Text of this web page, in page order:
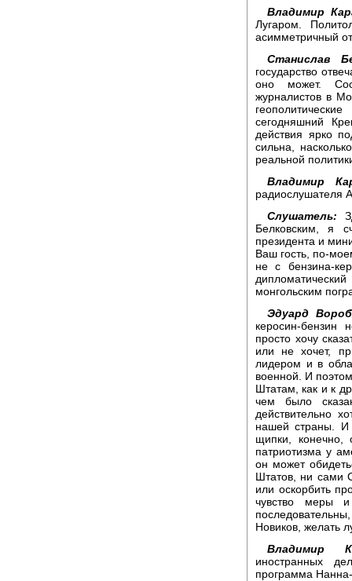
Владимир
Лугаром.
асимметричный
Станислав
государство
оно может.
журналистов в
сегодняшний
действия ярко
сильна,
реальной
Владимир
радиослушателя
Слушатель:
Белковским, я
президента и
Ваш гость, по-
не с бензина-
монгольским
Эдуард
керосин-бензин
просто хочу
или не хочет,
лидером и в
военной. И
Штатам, как и к
чем было
действительно
нашей страны. И
щипки, конечно,
патриотизма у
он может
Штатов, ни сами
или оскорбить
чувство меры
Новиков, желать
Владимир
иностранных
программа